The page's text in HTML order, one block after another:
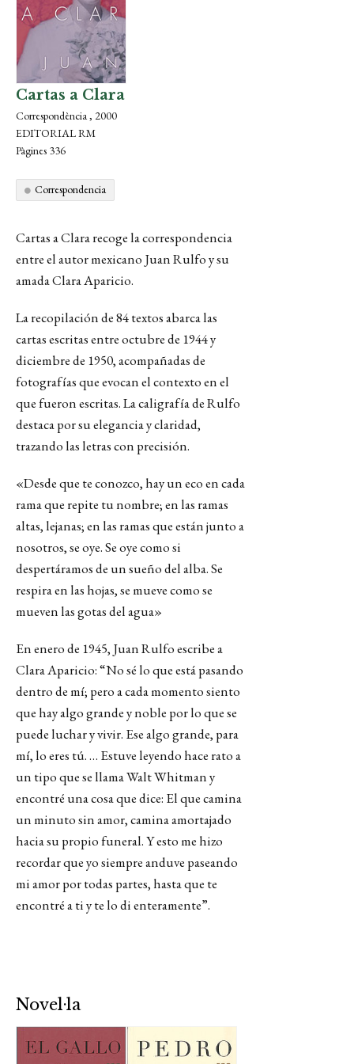
Cartas a Clara
Correspondència , 2000
EDITORIAL RM
Pàgines 336
Correspondencia
Cartas a Clara recoge la correspondencia
entre el autor mexicano Juan Rulfo y su
amada Clara Aparicio.
La recopilación de 84 textos abarca las
cartas escritas entre octubre de 1944 y
diciembre de 1950, acompañadas de
fotografías que evocan el contexto en el
que fueron escritas. La caligrafía de Rulfo
destaca por su elegancia y claridad,
trazando las letras con precisión.
«Desde que te conozco, hay un eco en cada
rama que repite tu nombre; en las ramas
altas, lejanas; en las ramas que están junto a
nosotros, se oye. Se oye como si
despertáramos de un sueño del alba. Se
respira en las hojas, se mueve como se
mueven las gotas del agua»
En enero de 1945, Juan Rulfo escribe a
Clara Aparicio: “No sé lo que está pasando
dentro de mí; pero a cada momento siento
que hay algo grande y noble por lo que se
puede luchar y vivir. Ese algo grande, para
mí, lo eres tú. … Estuve leyendo hace rato a
un tipo que se llama Walt Whitman y
encontré una cosa que dice: El que camina
un minuto sin amor, camina amortajado
hacia su propio funeral. Y esto me hizo
recordar que yo siempre anduve paseando
mi amor por todas partes, hasta que te
encontré a ti y te lo di enteramente”.
Novel·la